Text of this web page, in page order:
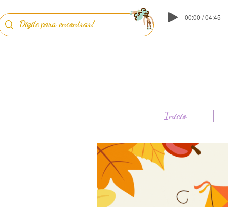
00:00 / 04:45
Inicio